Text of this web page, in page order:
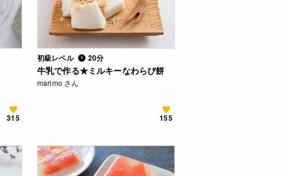
315
初級レベル 20分
牛乳で作る★ミルキーなわらび餅
marimo さん
155